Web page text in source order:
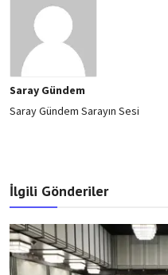
Saray Gündem
Saray Gündem Sarayın Sesi
İlgili Gönderiler